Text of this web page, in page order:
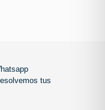
tus